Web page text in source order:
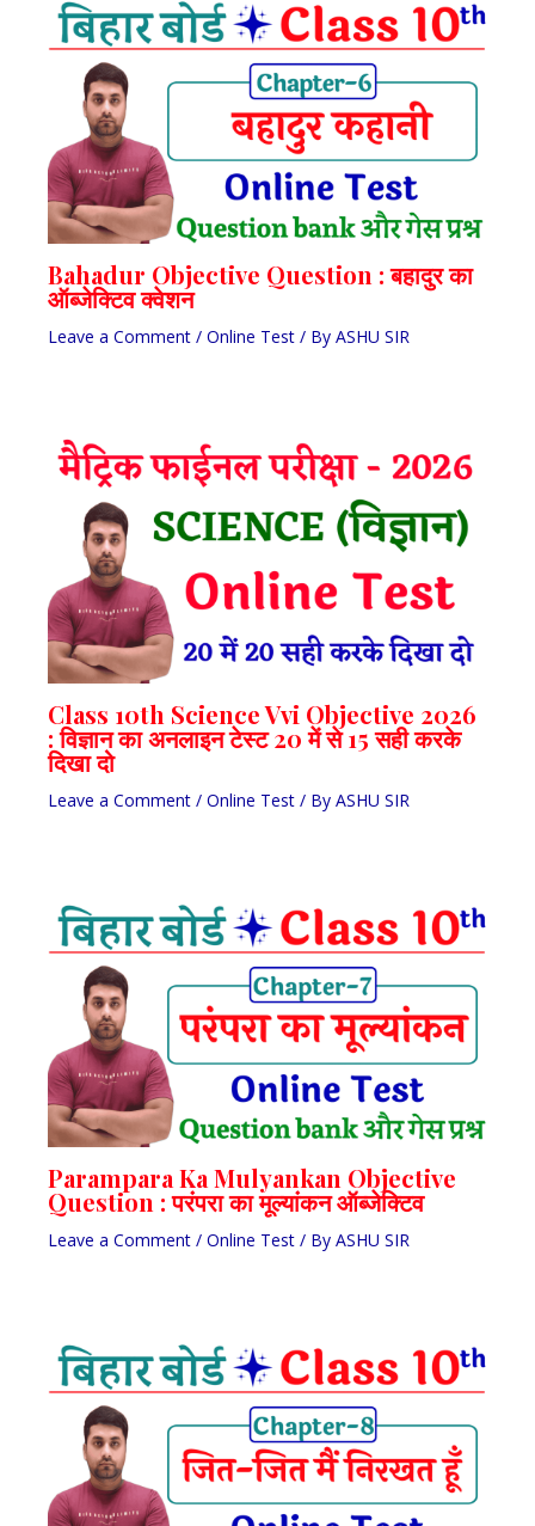
Bahadur Objective Question : बहादुर का
ऑब्जेक्टिव क्वेशन
Leave a Comment / Online Test / By ASHU SIR
Class 10th Science Vvi Objective 2026
: विज्ञान का अनलाइन टेस्ट 20 में से 15 सही करके
दिखा दो
Leave a Comment / Online Test / By ASHU SIR
Parampara Ka Mulyankan Objective
Question : परंपरा का मूल्यांकन ऑब्जेक्टिव
Leave a Comment / Online Test / By ASHU SIR